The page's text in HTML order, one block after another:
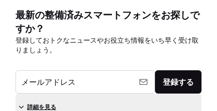
最新の整備済みスマートフォンをお探しで
すか？
登録しておトクなニュースやお役立ち情報をいち早く受け取
りましょう。
メールアドレス 登録する
詳細を見る